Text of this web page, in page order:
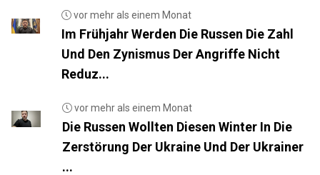
vor mehr als einem Monat
Im Frühjahr Werden Die Russen Die Zahl
Und Den Zynismus Der Angriffe Nicht
Reduz...
vor mehr als einem Monat
Die Russen Wollten Diesen Winter In Die
Zerstörung Der Ukraine Und Der Ukrainer
...